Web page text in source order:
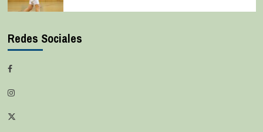
Redes Sociales